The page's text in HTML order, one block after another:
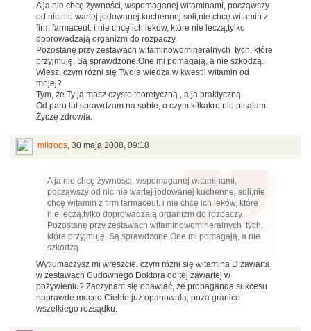
A ja nie chcę żywności, wspomaganej witaminami, począwszy
od nic nie wartej jodowanej kuchennej soli,nie chcę witamin z
firm farmaceut. i nie chcę ich leków, które nie leczą,tylko
doprowadzają organizm do rozpaczy.
Pozostanę przy zestawach witaminowomineralnych tych, które
przyjmuję. Są sprawdzone.One mi pomagają, a nie szkodzą.
Wiesz, czym różni się Twoja wiedza w kwestii witamin od
mojej?
Tym, że Ty ją masz czysto teoretyczną , a ja praktyczną.
Od paru lat sprawdzam na sobie, o czym kilkakrotnie pisałam.
Życzę zdrowia.
mikroos, 30 maja 2008, 09:18
A ja nie chcę żywności, wspomaganej witaminami,
począwszy od nic nie wartej jodowanej kuchennej soli,nie
chcę witamin z firm farmaceut. i nie chcę ich leków, które
nie leczą,tylko doprowadzają organizm do rozpaczy.
Pozostanę przy zestawach witaminowomineralnych tych,
które przyjmuję. Są sprawdzone.One mi pomagają, a nie
szkodzą.
Wytłumaczysz mi wreszcie, czym różni się witamina D zawarta
w zestawach Cudownego Doktora od tej zawartej w
pożywieniu? Zaczynam się obawiać, że propaganda sukcesu
naprawdę mocno Ciebie już opanowała, poza granice
wszelkiego rozsądku.